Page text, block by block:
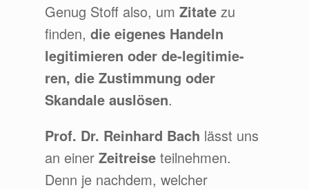
Genug Stoff also, umZitate zu
finden,die eigenes Handeln
legitimieren oder de-legitimie-
ren, die Zustimmung oder
Skandale auslösen.
Prof. Dr. Reinhard Bach lässt uns
an einerZeitreiseteilnehmen.
Denn je nachdem, welcher